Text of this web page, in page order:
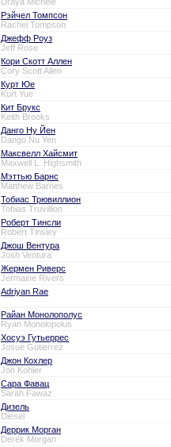
Рэйчел Томпсон
Rachel Tompson
Джефф Роуз
Jeff Rose
Кори Скотт Аллен
Cory Scott Allen
Курт Юе
Kurt Yue
Кит Брукс
Keith Brooks
Данго Ну Йен
Dango Nu Yen
Максвелл Хайсмит
Maxwell L. Highsmith
Мэттью Барнс
Matthew Barnes
Тобиас Трювиллион
Tobias Truvillion
Роберт Тинсли
Robert Tinsley
Джош Вентура
Josh Ventura
Жермен Риверс
Jermaine Rivers
Adriyan Rae
Райан Монолополус
Ryan Monolopolus
Хосуэ Гутьеррес
Josué Gutierrez
Джон Кохлер
Jon Kohler
Сара Фавац
Sarah Fawaz
Дизель
Diesel
Деррик Морган
Derek Morgan